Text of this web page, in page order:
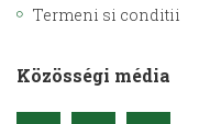
Termeni si conditii
Közösségi média